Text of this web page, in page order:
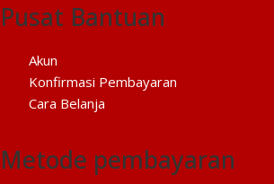
Pusat Bantuan
Akun
Konfirmasi Pembayaran
Cara Belanja
Metode pembayaran